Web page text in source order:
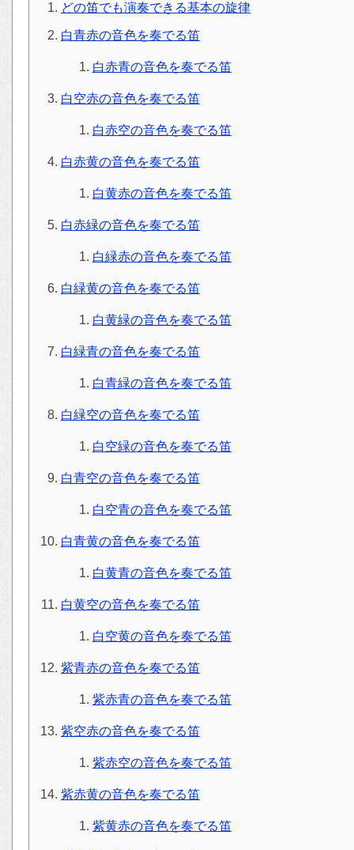
どの笛でも演奏できる基本の旋律
白青赤の音色を奏でる笛
白赤青の音色を奏でる笛
白空赤の音色を奏でる笛
白赤空の音色を奏でる笛
白赤黄の音色を奏でる笛
白黄赤の音色を奏でる笛
白赤緑の音色を奏でる笛
白緑赤の音色を奏でる笛
白緑黄の音色を奏でる笛
白黄緑の音色を奏でる笛
白緑青の音色を奏でる笛
白青緑の音色を奏でる笛
白緑空の音色を奏でる笛
白空緑の音色を奏でる笛
白青空の音色を奏でる笛
白空青の音色を奏でる笛
白青黄の音色を奏でる笛
白黄青の音色を奏でる笛
白黄空の音色を奏でる笛
白空黄の音色を奏でる笛
紫青赤の音色を奏でる笛
紫赤青の音色を奏でる笛
紫空赤の音色を奏でる笛
紫赤空の音色を奏でる笛
紫赤黄の音色を奏でる笛
紫黄赤の音色を奏でる笛